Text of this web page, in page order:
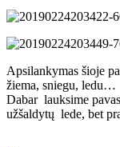
Apsilankymas šioje
žiema, sniegu, ledu…
Dabar lauksime
užšaldytų lede, bet